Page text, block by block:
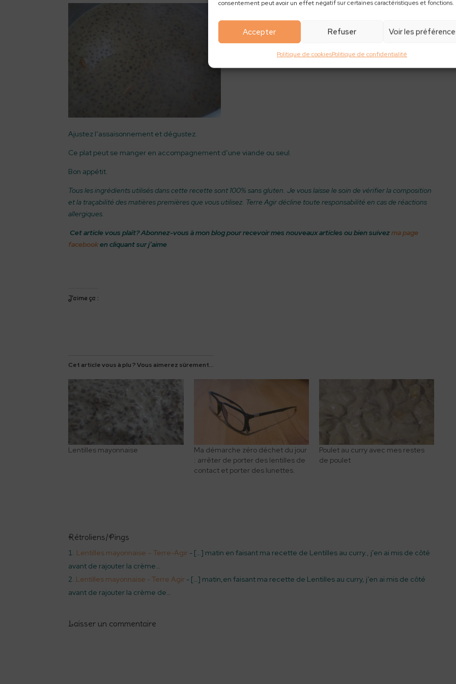
consentement peut avoir un effet négatif sur certaines caractéristiques et fonctions.
Accepter Refuser Voir les
Politique de cookiesPolitique de confidentialité
Ajustez l’assaisonnement et dégustez.
Ce plat peut se manger en accompagnement d’une viande ou seul.
Bon appétit.
Tous les ingrédients utilisés dans cette recette sont 100% sans gluten. Je vous laisse le soin de vérifier la composition
et la traçabilité des matières premières que vous utilisez. Terre Agir décline toute responsabilité en cas de réactions
allergiques.
Cet article vous plaît? Abonnez-vous à mon blog pour recevoir mes nouveaux articles ou bien suivezma page
facebooken cliquant sur j’aime
J’aime ça :
Cet article vous à plu ? Vous aimerez sûrement...
Lentilles mayonnaise
Ma démarche zéro déchet du jour
: arrêter de porter des lentilles de
contact et porter des lunettes.
Poulet au curry avec mes restes
de poulet
Rétroliens/Pings
Lentilles mayonnaise – Terre-Agir - […] matin en faisant ma recette de Lentilles au curry., j’en ai mis de côté
avant de rajouter la crème…
Lentilles mayonnaise - Terre Agir - […] matin,en faisant ma recette de Lentilles au curry, j’en ai mis de côté
avant de rajouter la crème de…
Laisser un commentaire